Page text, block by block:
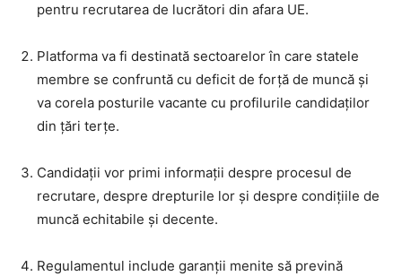
pentru recrutarea de lucrători din afara UE.
Platforma va fi destinată sectoarelor în care statele
membre se confruntă cu deficit de forță de muncă și
va corela posturile vacante cu profilurile candidaților
din țări terțe.
Candidații vor primi informații despre procesul de
recrutare, despre drepturile lor și despre condițiile de
muncă echitabile și decente.
Regulamentul include garanții menite să prevină